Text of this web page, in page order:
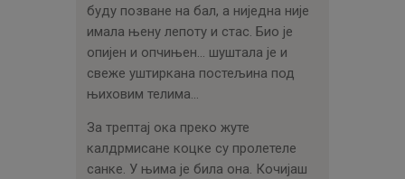
буду позване на бал, а ниједна није
имала њену лепоту и стас. Био је
опијен и опчињен… шуштала је и
свеже уштиркана постељина под
њиховим телима…
За трептај ока преко жуте
калдрмисане коцке су пролетеле
санке. У њима је била она. Кочијаш